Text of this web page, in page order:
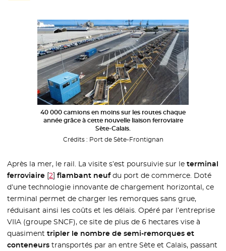
40 000 camions en moins sur les routes chaque
année grâce à cette nouvelle liaison ferroviaire
Sète-Calais.
Crédits : Port de Sète-Frontignan
Après la mer, le rail. La visite s’est poursuivie sur leterminal
ferroviaire [2] flambant neufdu port de commerce. Doté
d’une technologie innovante de chargement horizontal, ce
terminal permet de charger les remorques sans grue,
réduisant ainsi les coûts et les délais. Opéré par l’entreprise
VIIA (groupe SNCF), ce site de plus de 6 hectares vise à
quasimenttripler le nombre de semi-remorques et
conteneurs transportés par an entre Sète et Calais, passant